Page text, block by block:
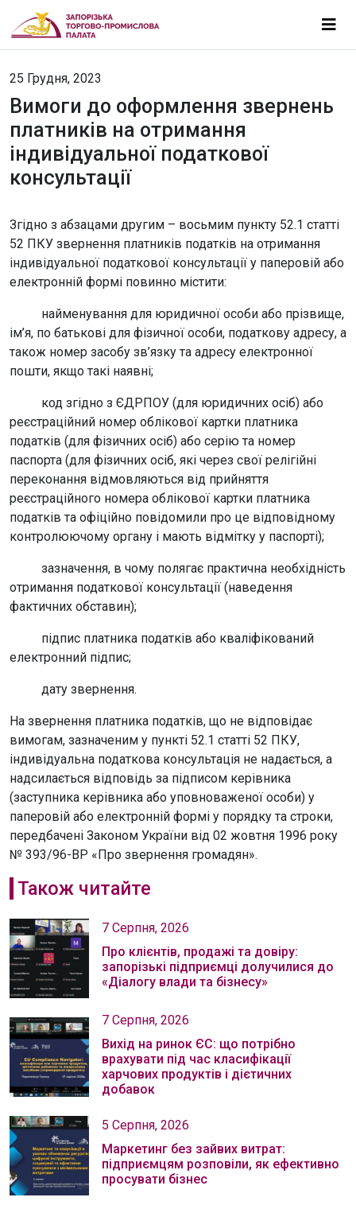
25 Грудня, 2023
Вимоги до оформлення звернень
платників на отримання
індивідуальної податкової
консультації
Згідно з абзацами другим – восьмим пункту 52.1 статті
52 ПКУ звернення платників податків на отримання
індивідуальної податкової консультації у паперовій або
електронній формі повинно містити:
найменування для юридичної особи або прізвище,
ім’я, по батькові для фізичної особи, податкову адресу, а
також номер засобу зв’язку та адресу електронної
пошти, якщо такі наявні;
код згідно з ЄДРПОУ (для юридичних осіб) або
реєстраційний номер облікової картки платника
податків (для фізичних осіб) або серію та номер
паспорта (для фізичних осіб, які через свої релігійні
переконання відмовляються від прийняття
реєстраційного номера облікової картки платника
податків та офіційно повідомили про це відповідному
контролюючому органу і мають відмітку у паспорті);
зазначення, в чому полягає практична необхідність
отримання податкової консультації (наведення
фактичних обставин);
підпис платника податків або кваліфікований
електронний підпис;
дату звернення.
На звернення платника податків, що не відповідає
вимогам, зазначеним у пункті 52.1 статті 52 ПКУ,
індивідуальна податкова консультація не надається, а
надсилається відповідь за підписом керівника
(заступника керівника або уповноваженої особи) у
паперовій або електронній формі у порядку та строки,
передбачені Законом України від 02 жовтня 1996 року
№ 393/96-ВР «Про звернення громадян».
Також читайте
7 Серпня, 2026
Про клієнтів, продажі та довіру:
запорізькі підприємці долучилися до
«Діалогу влади та бізнесу»
7 Серпня, 2026
Вихід на ринок ЄС: що потрібно
врахувати під час класифікації
харчових продуктів і дієтичних
добавок
5 Серпня, 2026
Маркетинг без зайвих витрат:
підприємцям розповіли, як ефективно
просувати бізнес